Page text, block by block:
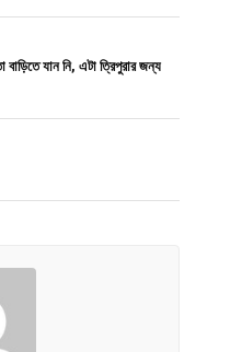
যান নি, এটা ত্রিপুরার জন্য